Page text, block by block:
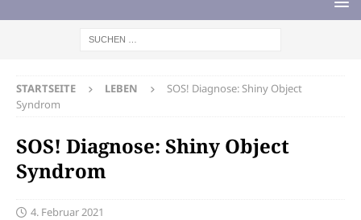
STARTSEITE LEBEN
SOS! Diagnose: Shiny Object
Syndrom
SOS! Diagnose: Shiny Object
Syndrom
4. Februar 2021